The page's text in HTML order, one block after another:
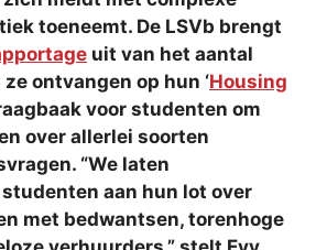
toeneemt. De LSVb brengt
uit van het aantal
ontvangen op hun ‘Housing
voor studenten om
over allerlei soorten
“We laten
aan hun lot over
met bedwantsen, torenhoge